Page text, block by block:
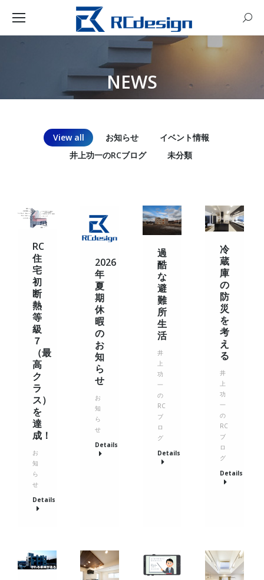
NEWS
You are here:
View all お知らせ
イベント情報
井上功一のRCブログ
未分類
RC
住
宅
初
断
熱
等
級
７
（最
高
ク
ラ
ス）
を
達
成！
お
知
ら
せ
Details
2026
年
夏
期
休
暇
の
お
知
ら
せ
お
知
ら
せ
Details
過
酷
な
避
難
所
生
活
井
上
功
一
の
RC
ブ
ロ
グ
Details
冷
蔵
庫
の
防
災
を
考
え
る
井
上
功
一
の
RC
ブ
ロ
グ
Details